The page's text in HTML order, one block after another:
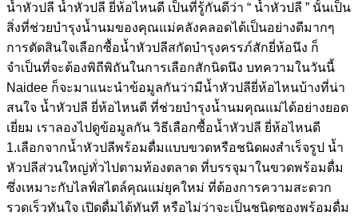
น้ำหัวปลี น้ำหัวปลี ยี่ห้อไหนดี เป็นที่รู้กันดีว่า “ น้ำหัวปลี ” นั้นเป็น
สิ่งที่ช่วยบำรุงน้ำนมของคุณแม่คลังคลอดได้เป็นอย่างดีมากๆ
การตัดสินใจเลือกซื้อน้ำหัวปลีสกัดบำรุงครรภ์สักยี่ห้อนึง ก็
จำเป็นที่จะต้องพิถีพิถันในการเลือกสักนิดนึง บทความในวันนี้
Naidee ก็จะมาแนะนำข้อมูลกันว่ามีน้ำหัวปลียี่ห้อไหนบ้างที่น่า
สนใจ น้ำหัวปลี ยี่ห้อไหนดี ที่ช่วยบำรุงน้ำนมคุณแม่ได้อย่างยอด
เยี่ยม เราลองไปดูข้อมูลกัน วิธีเลือกซื้อน้ำหัวปลี ยี่ห้อไหนดี
1.เลือกจากน้ำหัวปลีพร้อมดื่มแบบขวดหรือชนิดผงสำเร็จรูป น้ำ
หัวปลีส่วนใหญ่ทั่วไปตามท้องตลาด ที่บรรจุมาในขวดพร้อมดื่ม
ซึ่งเหมาะกับไลฟ์สไตล์คุณแม่ยุคใหม่ ที่ต้องการความสะดวก
รวดเร็วทันใจ เปิดดื่มได้ทันที หรือไม่ว่าจะเป็นชนิดซองพร้อมดื่ม